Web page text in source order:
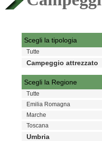
Scegli la tipologia
Tutte
Campeggio attrezzato
Scegli la Regione
Tutte
Emilia Romagna
Marche
Toscana
Umbria